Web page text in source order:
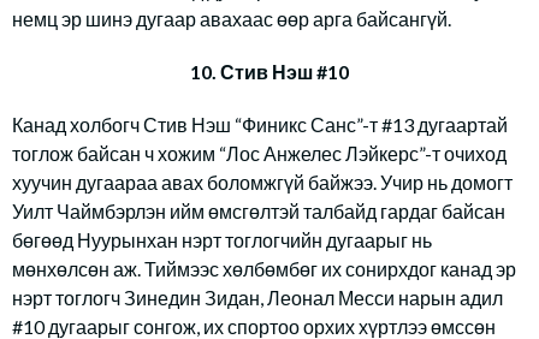
немц эр шинэ дугаар авахаас өөр арга байсангүй.
10. Стив Нэш #10
Канад холбогч Стив Нэш “Финикс Санс”-т #13 дугаартай
тоглож байсан ч хожим “Лос Анжелес Лэйкерс”-т очиход
хуучин дугаараа авах боломжгүй байжээ. Учир нь домогт
Уилт Чаймбэрлэн ийм өмсгөлтэй талбайд гардаг байсан
бөгөөд Нуурынхан нэрт тоглогчийн дугаарыг нь
мөнхөлсөн аж. Тиймээс хөлбөмбөг их сонирхдог канад эр
нэрт тоглогч Зинедин Зидан, Леонал Месси нарын адил
#10 дугаарыг сонгож, их спортоо орхих хүртлээ өмссөн